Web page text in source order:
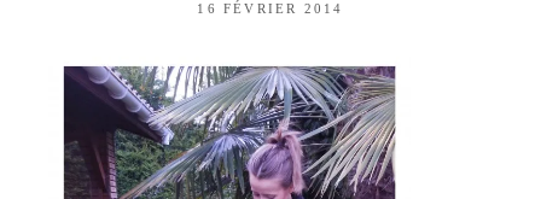
16 FÉVRIER 2014